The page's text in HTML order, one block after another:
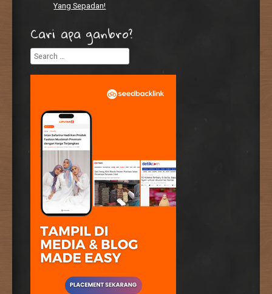
Yang Sepadan!
Cari apa ganbro?
Search